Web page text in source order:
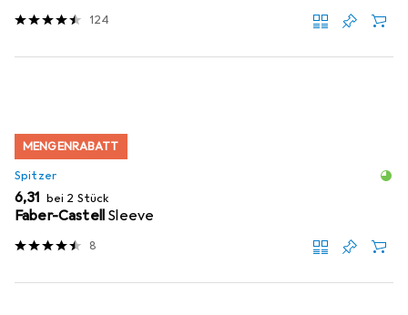
124
MENGENRABATT
Spitzer
EUR
6,31 bei 2 Stück
Faber-Castell Sleeve
8